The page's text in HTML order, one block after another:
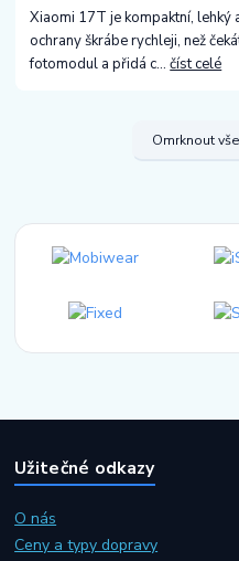
Xiaomi 17T je kompaktní, lehký
ochrany škrábe rychleji, než
fotomodul a přidá c...číst celé
Omrknout
Užitečné odkazy
O nás
Ceny a typy dopravy